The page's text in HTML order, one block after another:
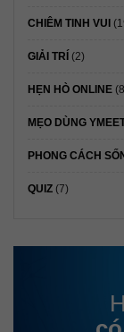
CHIÊM TINH VUI
GIẢI TRÍ (2)
HẸN HÒ ONLINE
MẸO DÙNG
PHONG CÁCH
QUIZ (7)